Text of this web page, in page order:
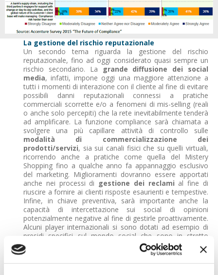
La gestione del rischio reputazionale
Un secondo tema riguarda la gestione del rischio
reputazionale, fino ad oggi considerato quasi sempre un
rischio secondario. La
grande diffusione dei social
media, infatti, impone oggi una maggiore attenzione a
tutti i momenti di interazione con il cliente al fine di evitare
possibili danni reputazionali connessi a pratiche
commerciali scorrette e/o a fenomeni di mis-selling (reali
o anche solo percepiti) che la rete inevitabilmente tenderà
ad amplificare. La funzione compliance sarà chiamata a
svolgere una più capillare attività di controllo sulle
modalità di commercializzazione dei
prodotti/servizi, sia sui canali fisici che su quelli virtuali,
ricorrendo anche a pratiche come quella del Mistery
Shopping fino a qualche anno fa appannaggio esclusivo
del marketing. Miglioramenti dovranno essere apportati
anche nei processi di gestione dei reclami al fine di
riuscire a fornire ai clienti risposte esaurienti e tempestive.
Infine, in chiave preventiva, sarà importante anche la
capacità di intercettazione sui social di opinioni
potenzialmente negative al fine di gestirle proattivamente.
Alcuni player internazionali si sono dotati ad esempio di
presidi specifici sul mondo social che sono in stretto
contatto anche con la funzione compliance per gli aspetti
di competenza.